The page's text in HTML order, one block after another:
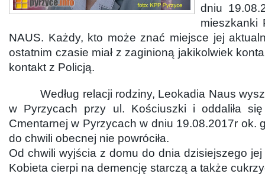
dniu
mieszkanki
NAUS. Każdy, kto może znać miejsce jej
ostatnim czasie miał z zaginioną jakikolwiek
kontakt z Policją.
Według relacji rodziny, Leokadia Naus
w Pyrzycach przy ul. Kościuszki i oddaliła
Cmentarnej w Pyrzycach w dniu 19.08.2017r ok.
do chwili obecnej nie powróciła.
Od chwili wyjścia z domu do dnia dzisiejszego
Kobieta cierpi na demencję starczą a także